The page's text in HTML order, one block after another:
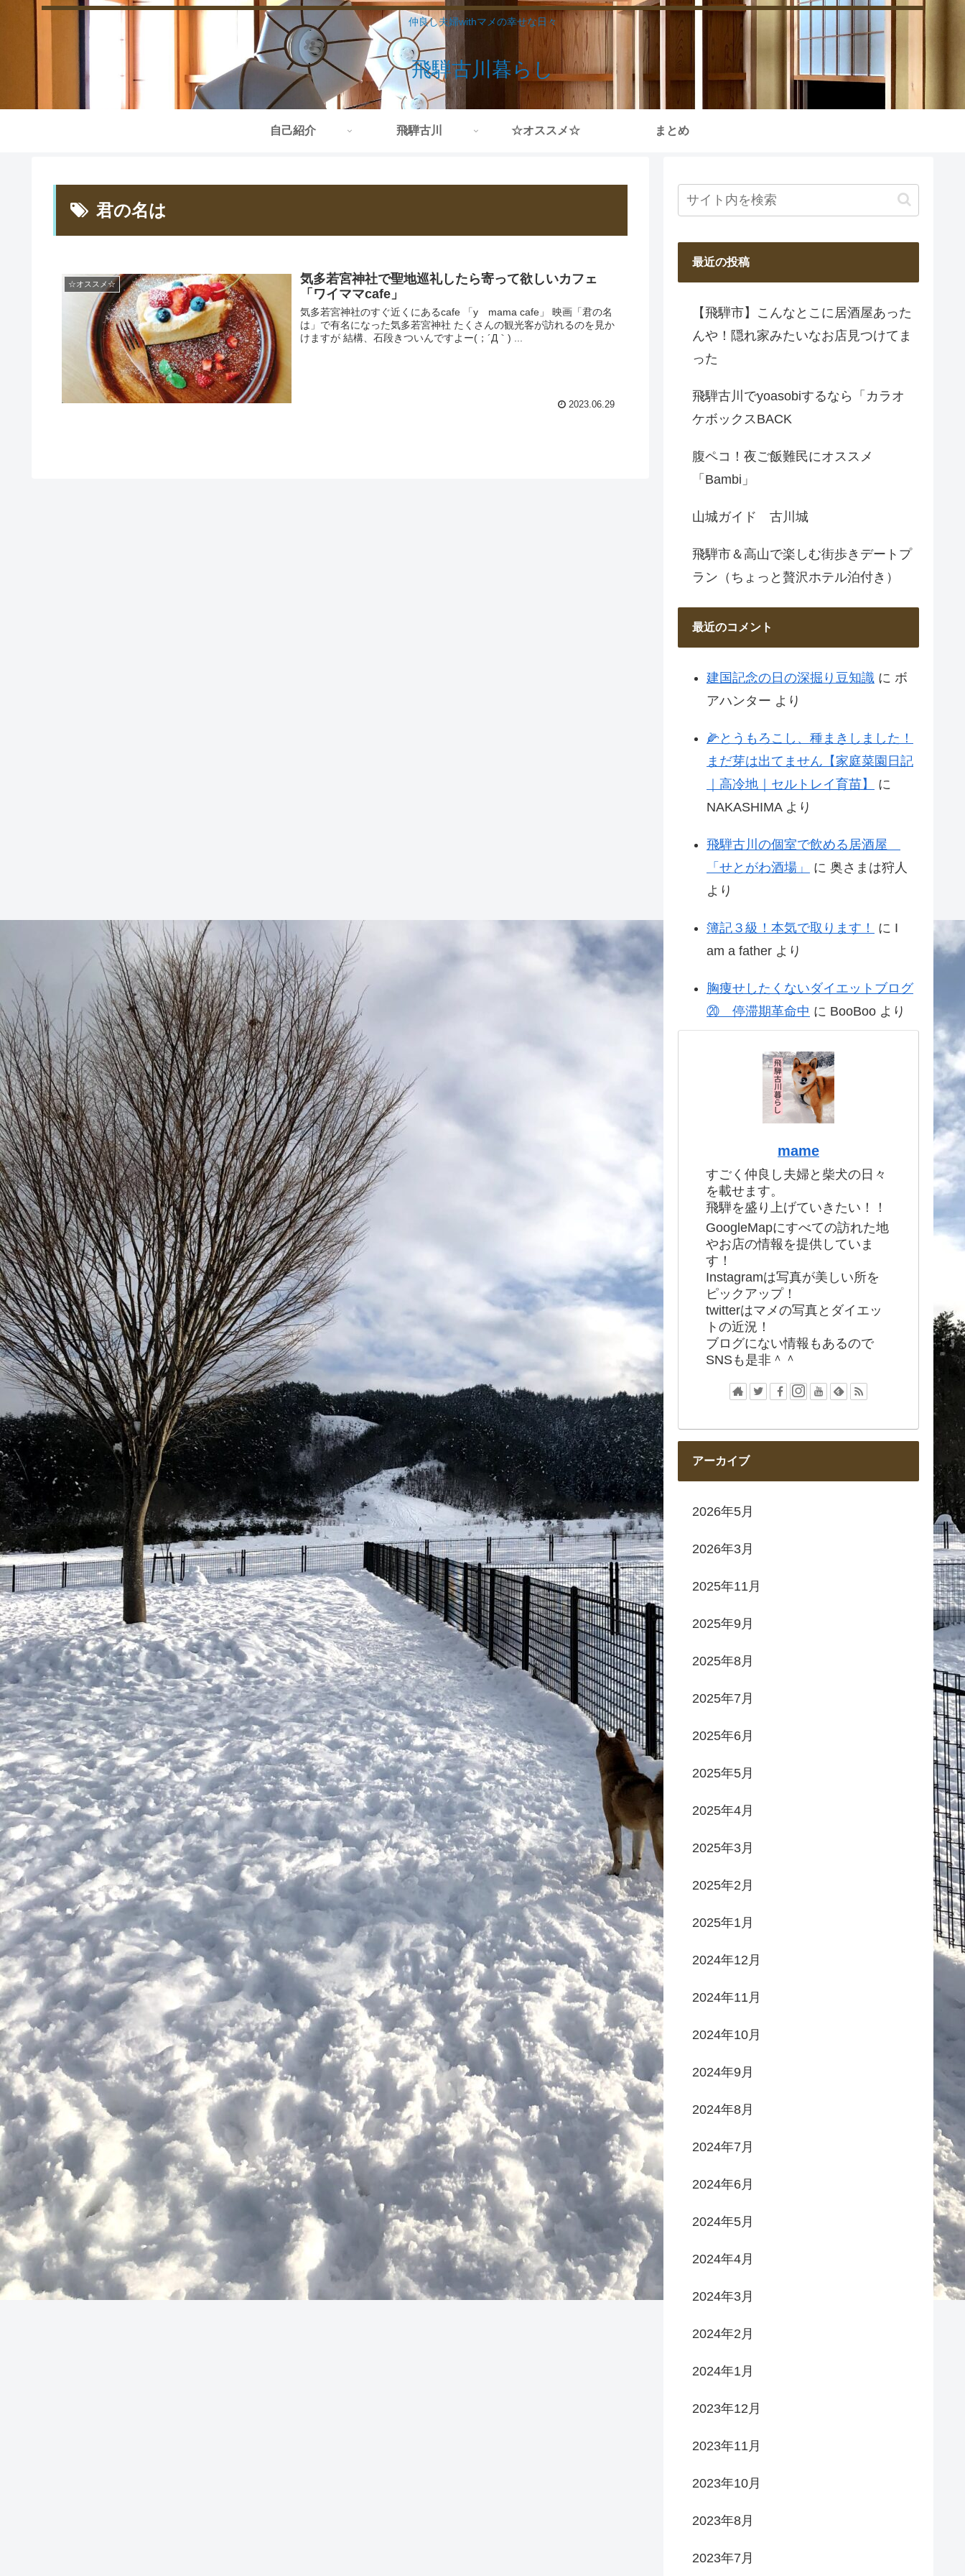
仲良し夫婦withマメの幸せな日々
飛騨古川暮らし
自己紹介 飛騨古川 ☆オススメ☆ まとめ
君の名は
☆オススメ☆
気多若宮神社で聖地巡礼したら寄って欲しいカフェ
「ワイママcafe」
気多若宮神社のすぐ近くにあるcafe 「y mama cafe」 映画「君の名
は」で有名になった気多若宮神社 たくさんの観光客が訪れるのを見か
けますが 結構、石段きついんですよー(；´Д｀) ...
2023.06.29
最近の投稿
【飛騨市】こんなとこに居酒屋あった
んや！隠れ家みたいなお店見つけてま
った
飛騨古川でyoasobiするなら「カラオ
ケボックスBACK
腹ペコ！夜ご飯難民にオススメ
「Bambi」
山城ガイド 古川城
飛騨市＆高山で楽しむ街歩きデートプ
ラン（ちょっと贅沢ホテル泊付き）
最近のコメント
建国記念の日の深掘り豆知識 に ボ
アハンター より
🌽とうもろこし、種まきしました！
まだ芽は出てません【家庭菜園日記
｜高冷地｜セルトレイ育苗】
に
NAKASHIMAより
飛騨古川の個室で飲める居酒屋
「せとがわ酒場」
に 奥さまは狩人
より
簿記３級！本気で取ります！ に I
am a father より
胸痩せしたくないダイエットブログ
⑳ 停滞期革命中 に BooBoo より
mame
すごく仲良し夫婦と柴犬の日々
を載せます。
飛騨を盛り上げていきたい！！
GoogleMapにすべての訪れた地
やお店の情報を提供していま
す！
Instagramは写真が美しい所を
ピックアップ！
twitterはマメの写真とダイエッ
トの近況！
ブログにない情報もあるので
SNSも是非＾＾
アーカイブ
2026年5月
2026年3月
2025年11月
2025年9月
2025年8月
2025年7月
2025年6月
2025年5月
2025年4月
2025年3月
2025年2月
2025年1月
2024年12月
2024年11月
2024年10月
2024年9月
2024年8月
2024年7月
2024年6月
2024年5月
2024年4月
2024年3月
2024年2月
2024年1月
2023年12月
2023年11月
2023年10月
2023年8月
2023年7月